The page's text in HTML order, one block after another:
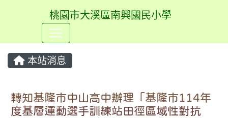
桃園市大溪區南興國民小學
本站消息
轉知基隆市中山高中辦理「基隆市114年
度基層運動選手訓練站田徑區域性對抗